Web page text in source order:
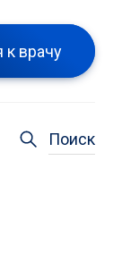
к врачу
Поиск